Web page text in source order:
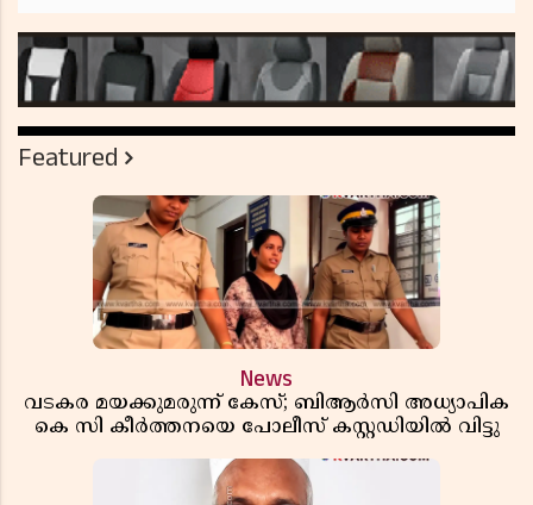
Featured
News
വടകര മയക്കുമരുന്ന് കേസ്; ബിആർസി അധ്യാപിക
കെ സി കീർത്തനയെ പോലീസ് കസ്റ്റഡിയിൽ വിട്ടു